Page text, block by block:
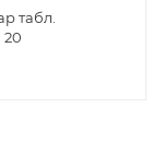
табл.
20